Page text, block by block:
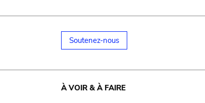
Soutenez-nous
À VOIR & À FAIRE